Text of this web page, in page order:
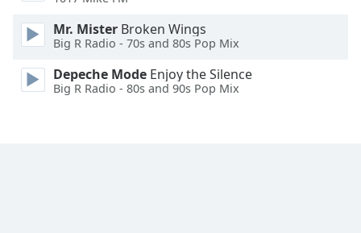
Text
Edge
Mr. Mister Broken Wings
Big R Radio - 70s and 80s Pop Mix
Depeche Mode Enjoy the Silence
Big R Radio - 80s and 90s Pop Mix